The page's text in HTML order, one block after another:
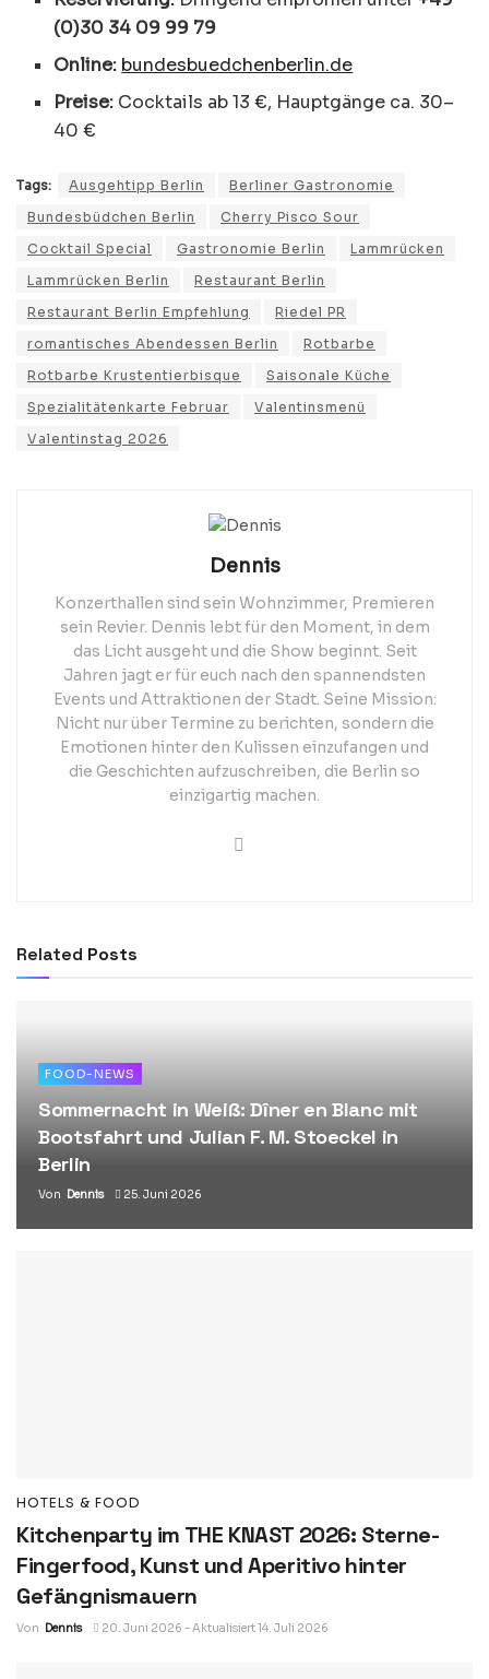
(0)30 34 09 99 79
Online: bundesbuedchenberlin.de
Preise: Cocktails ab 13 €, Hauptgänge ca. 30–
40 €
Tags: Ausgehtipp Berlin
Berliner Gastronomie
Bundesbüdchen Berlin
Cherry Pisco Sour
Cocktail Special
Gastronomie Berlin
Lammrücken
Lammrücken Berlin
Restaurant Berlin
Restaurant Berlin Empfehlung
Riedel PR
romantisches Abendessen Berlin
Rotbarbe
Rotbarbe Krustentierbisque
Saisonale Küche
Spezialitätenkarte Februar
Valentinsmenü
Valentinstag 2026
Dennis
Konzerthallen sind sein Wohnzimmer, Premieren
sein Revier. Dennis lebt für den Moment, in dem
das Licht ausgeht und die Show beginnt. Seit
Jahren jagt er für euch nach den spannendsten
Events und Attraktionen der Stadt. Seine Mission:
Nicht nur über Termine zu berichten, sondern die
Emotionen hinter den Kulissen einzufangen und
die Geschichten aufzuschreiben, die Berlin so
einzigartig machen.
Related Posts
FOOD-NEWS
Sommernacht in Weiß: Dîner en Blanc mit
Bootsfahrt und Julian F. M. Stoeckel in
Berlin
Von Dennis 25. Juni 2026
HOTELS & FOOD
Kitchenparty im THE KNAST 2026: Sterne-
Fingerfood, Kunst und Aperitivo hinter
Gefängnismauern
Von Dennis 20. Juni 2026 - Aktualisiert 14. Juli 2026